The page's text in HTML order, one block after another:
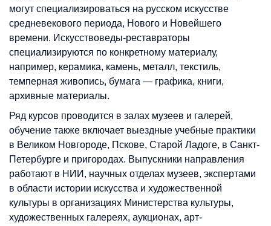
могут специализироваться на русском искусстве
средневекового периода, Нового и Новейшего
времени. Искусствоведы-реставраторы
специализируются по конкретному материалу,
например, керамика, камень, металл, текстиль,
темперная живопись, бумага — графика, книги,
архивные материалы.
Ряд курсов проводится в залах музеев и галерей,
обучение также включает выездные учебные практики
в Великом Новгороде, Пскове, Старой Ладоге, в Санкт-
Петербурге и пригородах. Выпускники направления
работают в НИИ, научных отделах музеев, экспертами
в области истории искусства и художественной
культуры в организациях Министерства культуры,
художественных галереях, аукционах, арт-